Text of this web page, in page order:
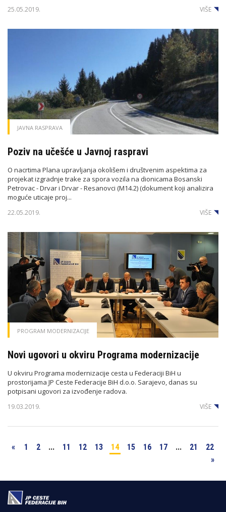
25.05.2019. VIŠE
JAVNA RASPRAVA
Poziv na učešće u Javnoj raspravi
O nacrtima Plana upravljanja okolišem i društvenim aspektima za
projekat izgradnje trake za spora vozila na dionicama Bosanski
Petrovac - Drvar i Drvar - Resanovci (M14.2) (dokument koji analizira
moguće uticaje proj...
22.05.2019. VIŠE
PROGRAM MODERNIZACIJE
Novi ugovori u okviru Programa modernizacije
U okviru Programa modernizacije cesta u Federaciji BiH u
prostorijama JP Ceste Federacije BiH d.o.o. Sarajevo, danas su
potpisani ugovori za izvođenje radova.
19.03.2019. VIŠE
« 1 2 ... 11 12 13 14 15 16 17 ... 21
22
»